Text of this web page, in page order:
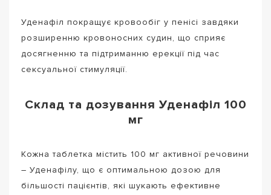
Уденафіл покращує кровообіг у пенісі завдяки
розширенню кровоносних судин, що сприяє
досягненню та підтриманню ерекції під час
сексуальної стимуляції.
Склад та дозування Уденафіл 100
мг
Кожна таблетка містить 100 мг активної речовини
– Уденафілу, що є оптимальною дозою для
більшості пацієнтів, які шукають ефективне